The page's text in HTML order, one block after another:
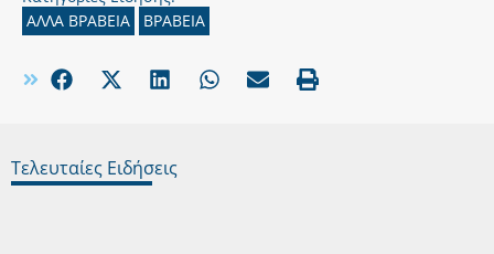
ΑΛΛΑ ΒΡΑΒΕΙΑ
ΒΡΑΒΕΙΑ
Τελευταίες Ειδήσεις